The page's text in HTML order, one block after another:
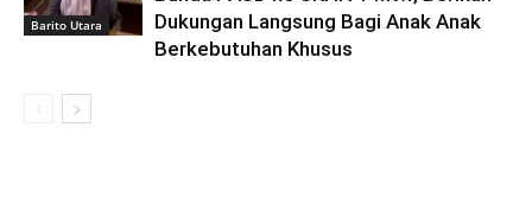
Barito Utara
Dukungan Langsung Bagi Anak Anak
Berkebutuhan Khusus